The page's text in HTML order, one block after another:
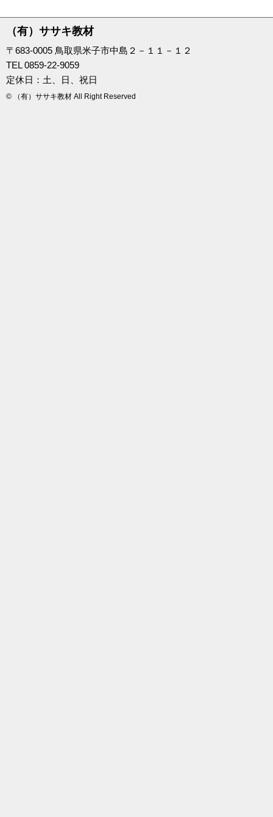
（有）ササキ教材
〒683-0005 鳥取県米子市中島２－１１－１２
TEL 0859-22-9059
定休日：土、日、祝日
© （有）ササキ教材 All Right Reserved